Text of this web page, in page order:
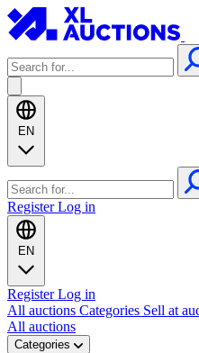
EN
RegisterLog in
EN
RegisterLog in
All auctions Categories Sell at
All auctions
Categories